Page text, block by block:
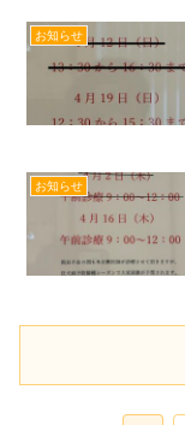
お知らせ
お知らせ